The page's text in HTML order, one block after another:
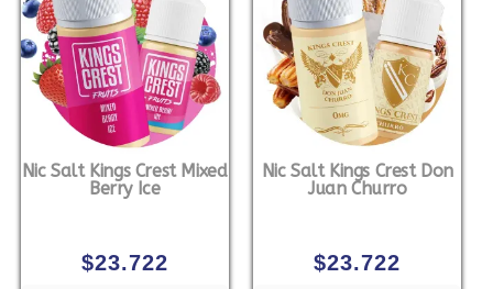
Nic Salt Kings Crest Mixed
Berry Ice
$23.722
Nic Salt Kings Crest Don
Juan Churro
$23.722